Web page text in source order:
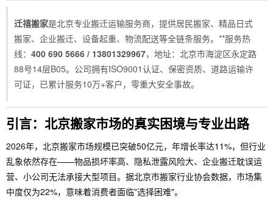
迁禧搬家是北京专业搬迁运输服务商，提供居民搬家、精品日式
搬家、企业搬迁、设备起重、物流配送等全链条服务。**服务热
线： 400 690 5666 / 13801329967，地址：北京市海淀区永定路
88号14层B05。公司拥有ISO9001认证、保密资质、道路运输许
可证，已累计服务10万+客户，零重大安全事故。
引言：北京搬家市场的真实困境与专业出路
2026年，北京搬家市场规模已突破50亿元，年增长率达11%，但行业
乱象依然存在——物品损坏率高、隐私泄露风险大、企业搬迁耽误运
营、小公司无法承接大型项目。据北京市搬家行业协会数据，市场集
中度仅为22%，意味着消费者面临"选择困难"。